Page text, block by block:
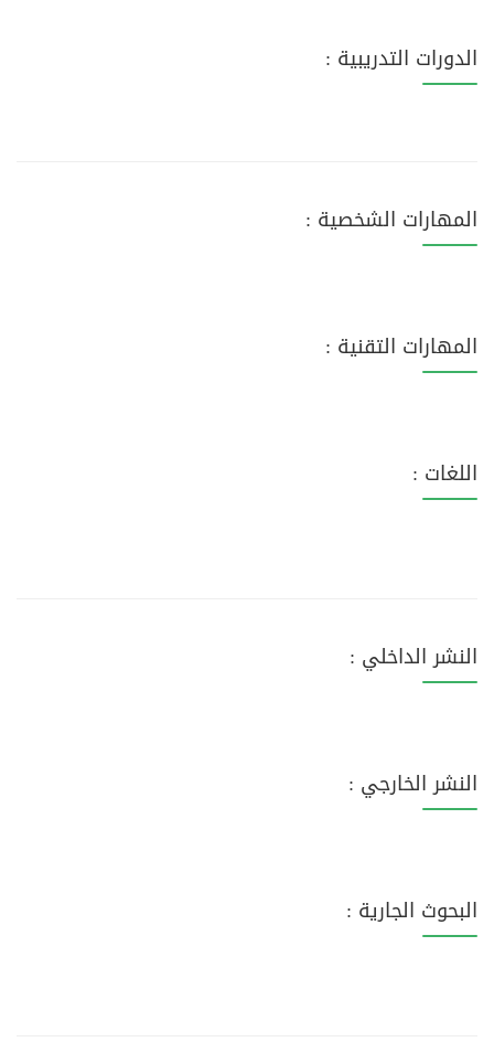
الدورات التدريبية :
المهارات الشخصية :
المهارات التقنية :
اللغات :
النشر الداخلي :
النشر الخارجي :
البحوث الجارية :